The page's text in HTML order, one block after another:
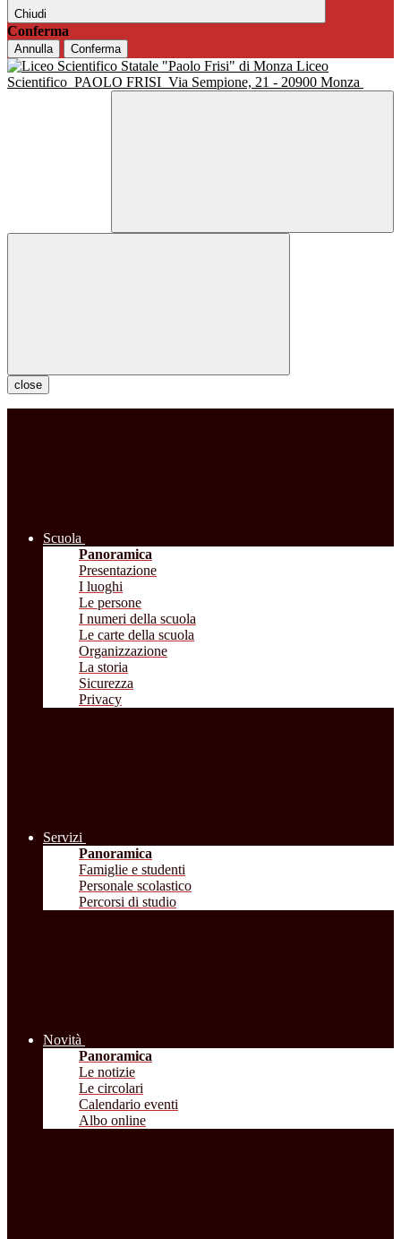
Chiudi
Conferma
Annulla Conferma
Liceo
Scientifico PAOLO FRISI Via Sempione, 21 - 20900 Monza
close
Scuola
Panoramica
Presentazione
I luoghi
Le persone
I numeri della scuola
Le carte della scuola
Organizzazione
La storia
Sicurezza
Privacy
Servizi
Panoramica
Famiglie e studenti
Personale scolastico
Percorsi di studio
Novità
Panoramica
Le notizie
Le circolari
Calendario eventi
Albo online